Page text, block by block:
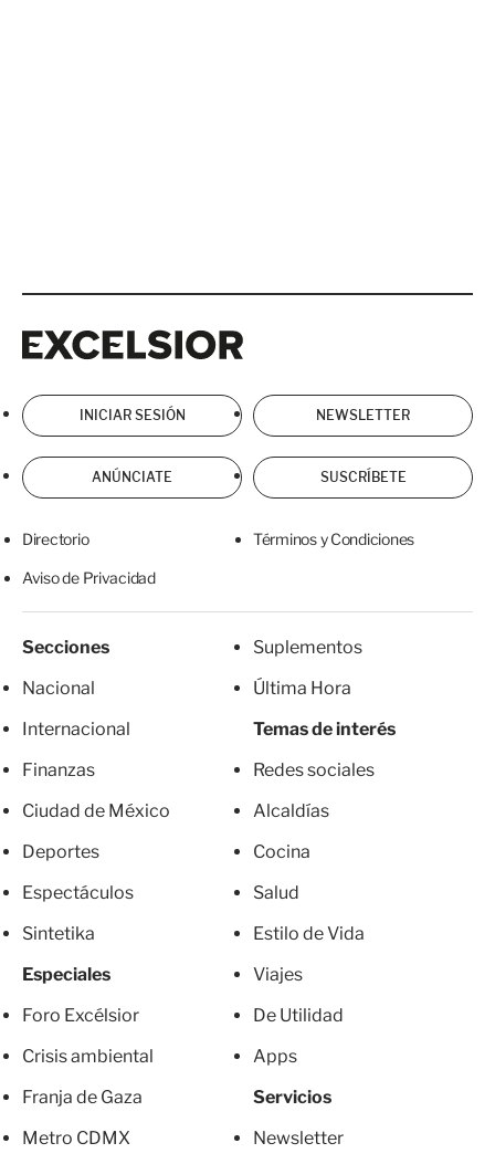
INICIAR SESIÓN NEWSLETTER
ANÚNCIATE SUSCRÍBETE
Directorio Términos y Condiciones
Aviso de Privacidad
Secciones
Nacional
Internacional
Finanzas
Ciudad de México
Deportes
Espectáculos
Sintetika
Especiales
Foro Excélsior
Crisis ambiental
Franja de Gaza
Metro CDMX
Suplementos
Última Hora
Temas de interés
Redes sociales
Alcaldías
Cocina
Salud
Estilo de Vida
Viajes
De Utilidad
Apps
Servicios
Newsletter